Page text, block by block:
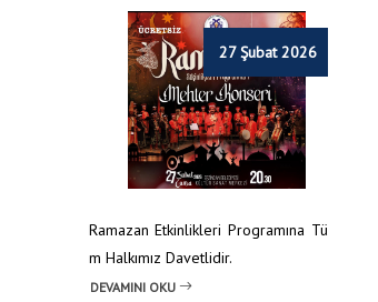
27 Şubat 2026
Ramazan Etkinlikleri Programına Tü
m Halkımız Davetlidir.
DEVAMINI OKU